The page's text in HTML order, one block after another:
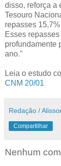
disso, reforça a
Tesouro
repasses
Esses
profundamente
ano."
Leia o estudo
CNM 20/01
Redação /
Compartilhar
Nenhum